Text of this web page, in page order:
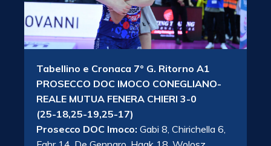
Tabellino e Cronaca 7° G. Ritorno A1
PROSECCO DOC IMOCO CONEGLIANO-
REALE MUTUA FENERA CHIERI 3-0
(25-18,25-19,25-17)
Prosecco DOC Imoco: Gabi 8, Chirichella 6,